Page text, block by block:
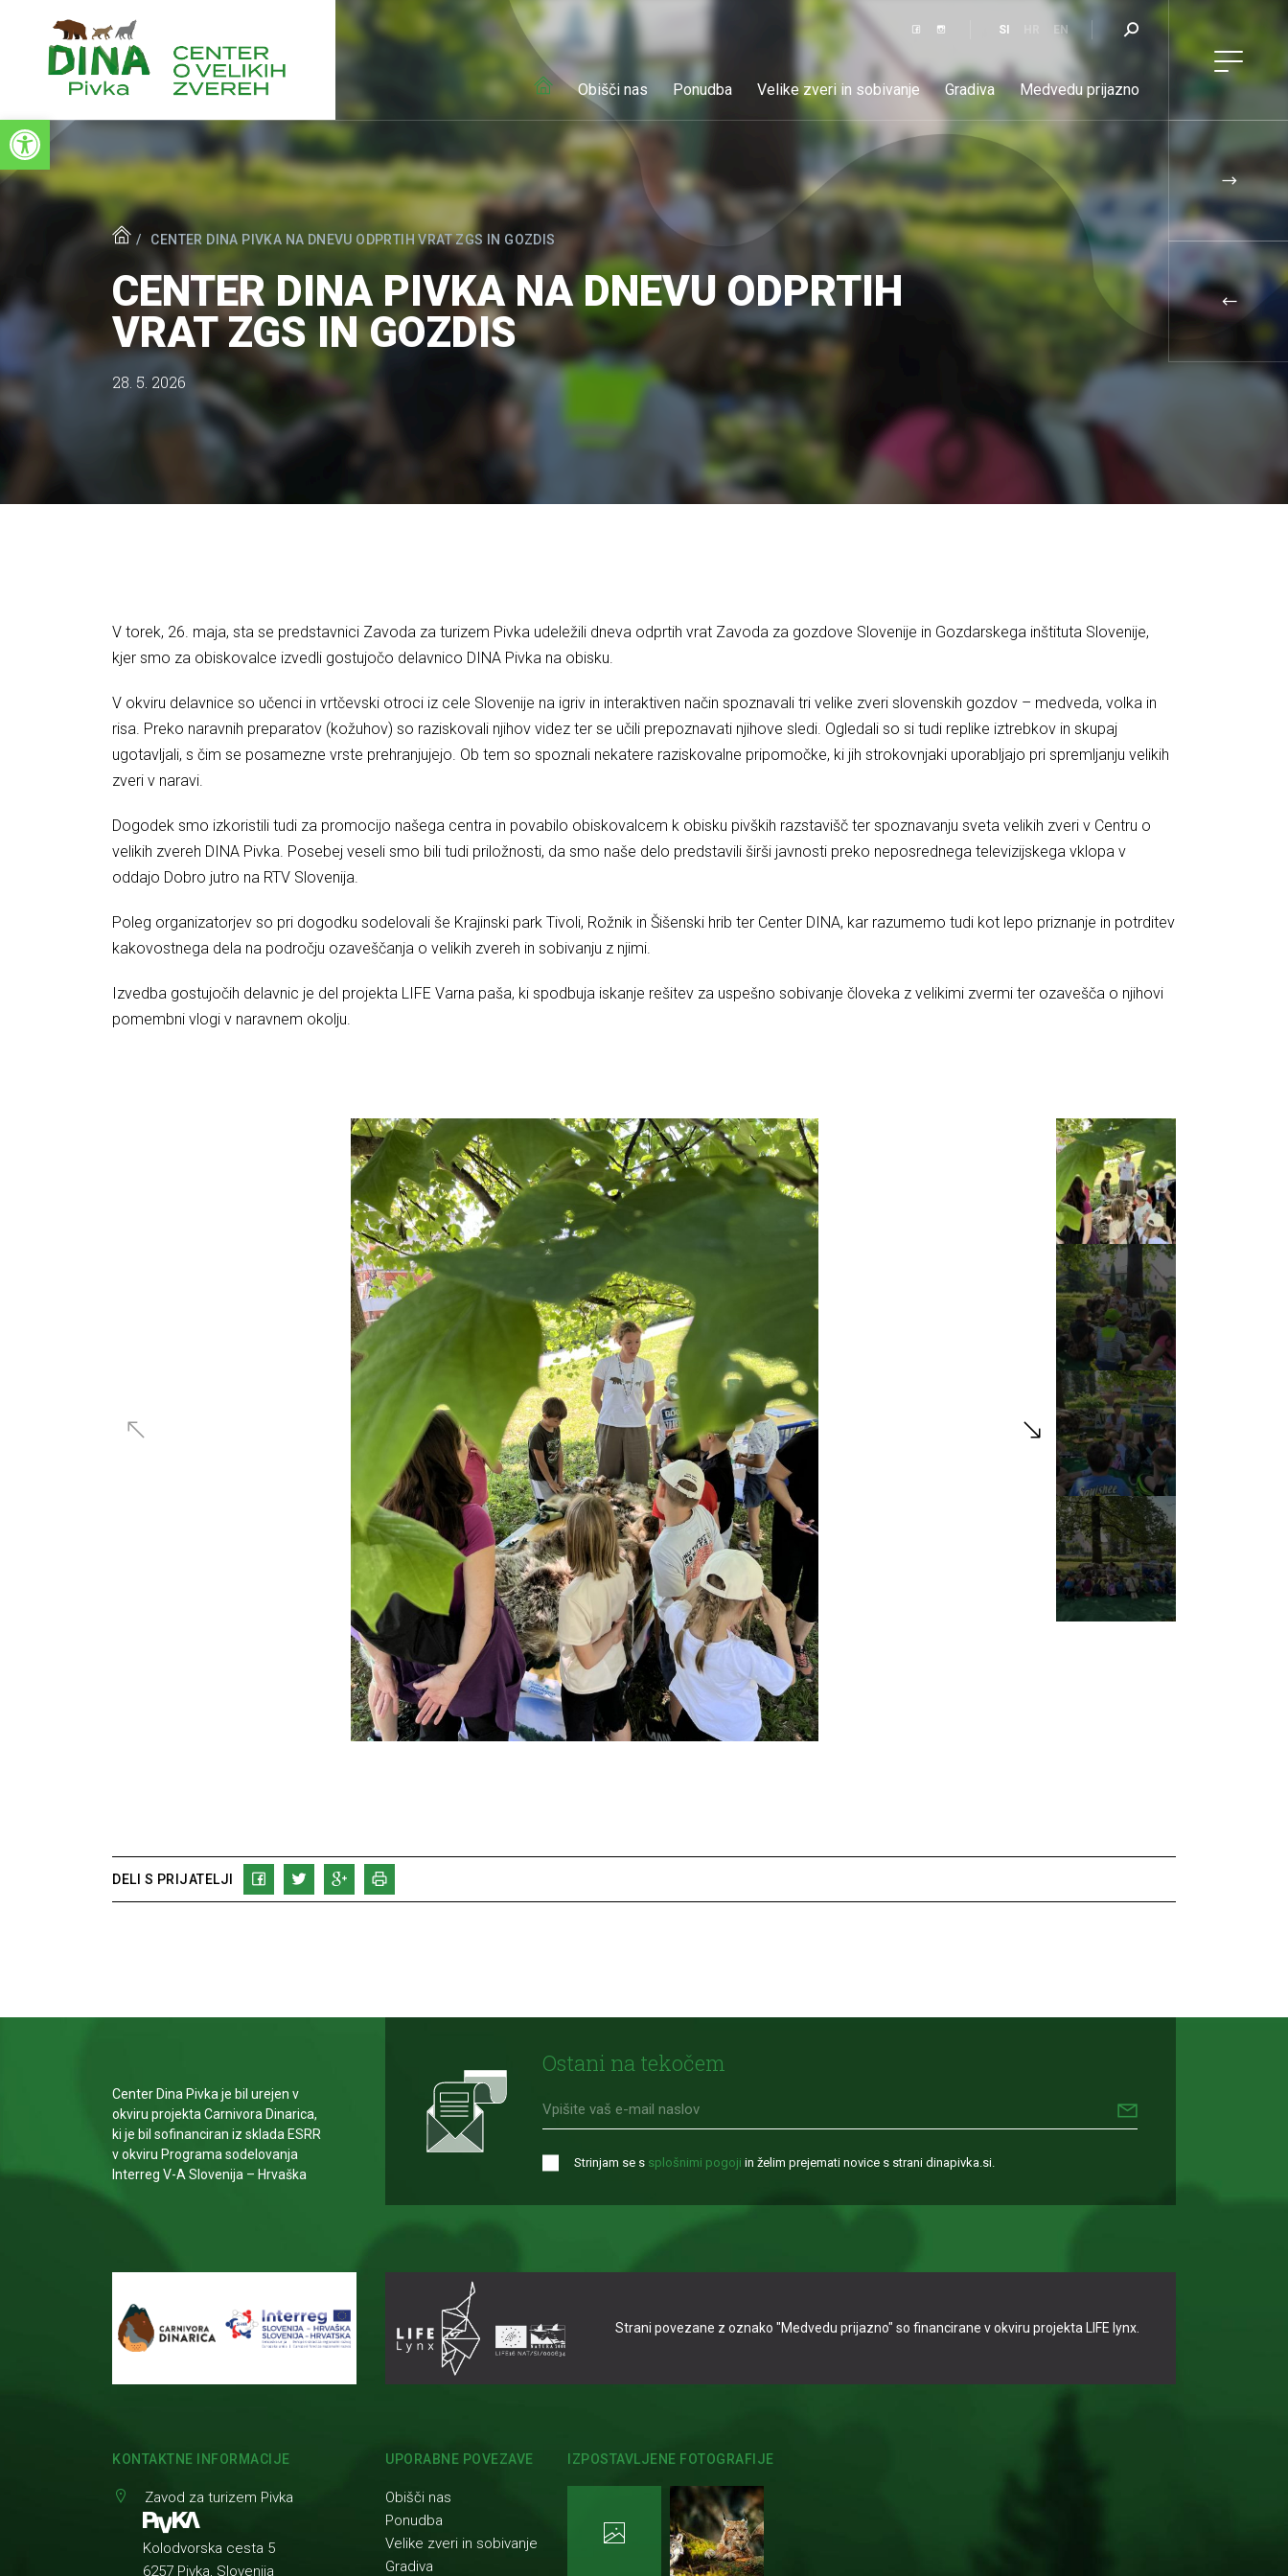
Open toolbar
SI EN
Obišči nas Ponudba Velike zveri in sobivanje Gradiva Medvedu prijazno
Aktualno
CENTER DINA PIVKA NA DNEVU ODPRTIH VRAT ZGS IN GOZDIS
CENTER DINA PIVKA NA DNEVU ODPRTIH
VRAT ZGS IN GOZDIS
28. 5. 2026
V torek, 26. maja, sta se predstavnici Zavoda za turizem Pivka udeležili dneva odprtih vrat Zavoda za gozdove Slovenije in Gozdarskega inštituta Slovenije,
kjer smo za obiskovalce izvedli gostujočo delavnico DINA Pivka na obisku.
V okviru delavnice so učenci in vrtčevski otroci iz cele Slovenije na igriv in interaktiven način spoznavali tri velike zveri slovenskih gozdov – medveda, volka in
risa. Preko naravnih preparatov (kožuhov) so raziskovali njihov videz ter se učili prepoznavati njihove sledi. Ogledali so si tudi replike iztrebkov in skupaj
ugotavljali, s čim se posamezne vrste prehranjujejo. Ob tem so spoznali nekatere raziskovalne pripomočke, ki jih strokovnjaki uporabljajo pri spremljanju velikih
zveri v naravi.
Dogodek smo izkoristili tudi za promocijo našega centra in povabilo obiskovalcem k obisku pivških razstavišč ter spoznavanju sveta velikih zveri v Centru o
velikih zvereh DINA Pivka. Posebej veseli smo bili tudi priložnosti, da smo naše delo predstavili širši javnosti preko neposrednega televizijskega vklopa v
oddajo Dobro jutro na RTV Slovenija.
Poleg organizatorjev so pri dogodku sodelovali še Krajinski park Tivoli, Rožnik in Šišenski hrib ter Center DINA, kar razumemo tudi kot lepo priznanje in potrditev
kakovostnega dela na področju ozaveščanja o velikih zvereh in sobivanju z njimi.
Izvedba gostujočih delavnic je del projekta LIFE Varna paša, ki spodbuja iskanje rešitev za uspešno sobivanje človeka z velikimi zvermi ter ozavešča o njihovi
pomembni vlogi v naravnem okolju.
DELI S PRIJATELJI
Ostani na tekočem
Strinjam se s splošnimi pogoji in želim prejemati novice s strani dinapivka.si.
Center Dina Pivka je bil urejen v
okviru projekta Carnivora Dinarica,
ki je bil sofinanciran iz sklada ESRR
v okviru Programa sodelovanja
Interreg V-A Slovenija – Hrvaška
Strani povezane z oznako "Medvedu prijazno" so financirane v okviru projekta LIFE lynx.
KONTAKTNE INFORMACIJE
Zavod za turizem Pivka
Kolodvorska cesta 5
6257 Pivka, Slovenija
UPORABNE POVEZAVE
Obišči nas
Ponudba
Velike zveri in sobivanje
Gradiva
IZPOSTAVLJENE FOTOGRAFIJE